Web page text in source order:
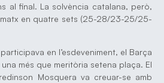
al final. La solvència catalana, però,
en quatre sets (25-28/23-25/25-
en l’esdeveniment, el Barça
més que meritòria setena plaça. El
Mosquera va creuar-se amb